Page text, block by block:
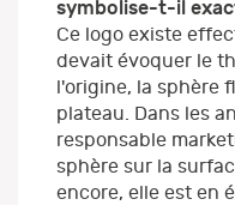
symbolise-t-il
Ce logo existe
devait évoquer le
l'origine, la sphère
plateau. Dans les
responsable
sphère sur la
encore, elle est en